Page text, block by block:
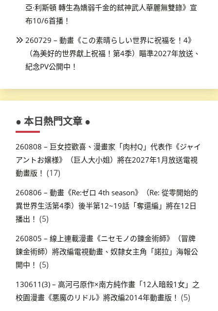
亞·利斯頓 轉生為嬌弱千金的弒神武人華麗無雙錄》宣
布10/6首播！
260729 – 動畫《この素晴らしい世界に祝福を！4》
（為美好的世界獻上祝福！第4季）瞄準2027年放送、
紀念PV公開中！
● 本日熱門文章 ●
260808 – 巨女控歡喜、漫畫家「肉村Q」代表作《ジャイ
アントお嬢様》（巨人大小姐）將在2027年1月放送電視
動畫版！ (17)
260806 – 動畫《Re:ゼロ 4th season》（Re: 從零開始的
異世界生活第4季）後半第12~19話「奪還編」將在12日
播出！ (5)
260805 – 線上連載漫畫《ニセモノの錬金術師》（冒牌
鍊金術師）將改編電視動畫、奴隸女主角「諾拉」海報公
開中！ (5)
130611(3) – 高河弓原作×南方純作畫「12人暗殺1女」之
校園漫畫《悪魔のリドル》將改編2014年動畫版！ (5)